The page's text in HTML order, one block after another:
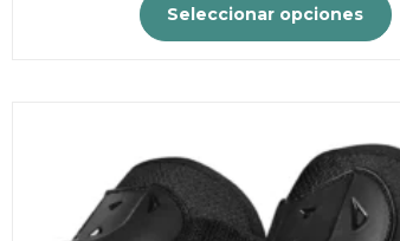
original
era:
actual
es:
Seleccionar opciones
múltiples
variantes.
Las